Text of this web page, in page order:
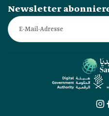
Newsletter